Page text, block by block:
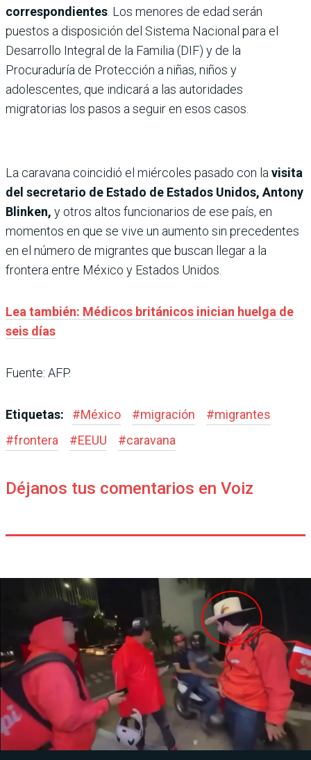
correspondientes . Los menores de edad serán
puestos a disposición del Sistema Nacional para el
Desarrollo Integral de la Familia (DIF) y de la
Procuraduría de Protección a niñas, niños y
adolescentes, que indicará a las autoridades
migratorias los pasos a seguir en esos casos.
La caravana coincidió el miércoles pasado con la visita
del secretario de Estado de Estados Unidos, Antony
Blinken, y otros altos funcionarios de ese país, en
momentos en que se vive un aumento sin precedentes
en el número de migrantes que buscan llegar a la
frontera entre México y Estados Unidos.
Lea también: Médicos británicos inician huelga de
seis días
Fuente: AFP.
Etiquetas: #México #migración #migrantes
#frontera #EEUU #caravana
Déjanos tus comentarios en Voiz